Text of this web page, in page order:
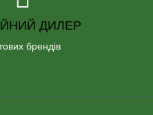
ДИЛЕР
брендів